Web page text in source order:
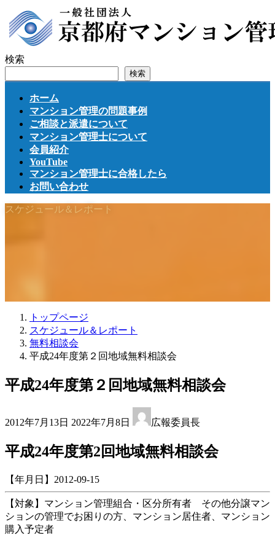
ン
テ
ツ
ビ
ゲ
シ
検索
検索
ホーム
マンション管理の問題事例
ご相談と派遣について
マンション管理士について
会員紹介
YouTube
マンション管理士に合格したら
お問い合わせ
スケジュール＆レポート
トップページ
スケジュール＆レポート
無料相談会
平成24年度第２回地域無料相談会
平成24年度第２回地域無料相談会
2012年7月13日 終
新
時
:
2022年7月8日 広報委員長
平成24年度第2回地域無料相談会
【年月日】2012-09-15
【対象】マンション管理組合・区分所有者 その他分譲マン
ションの管理でお困りの方、マンション居住者、マンション
購入予定者